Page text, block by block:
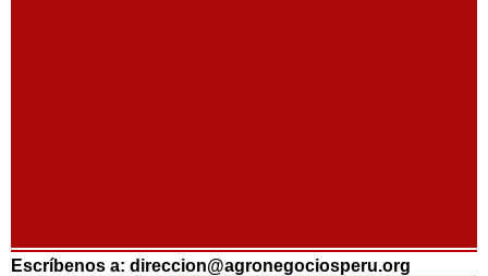
Escríbenos a: direccion@agronegociosperu.org